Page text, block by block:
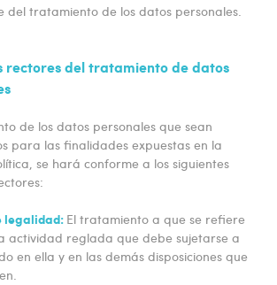
del tratamiento de los datos personales.
rectores del tratamiento de datos
de los datos personales que sean
para las finalidades expuestas en la
se hará conforme a los siguientes
legalidad: El tratamiento a que se refiere
actividad reglada que debe sujetarse a
en ella y en las demás disposiciones que